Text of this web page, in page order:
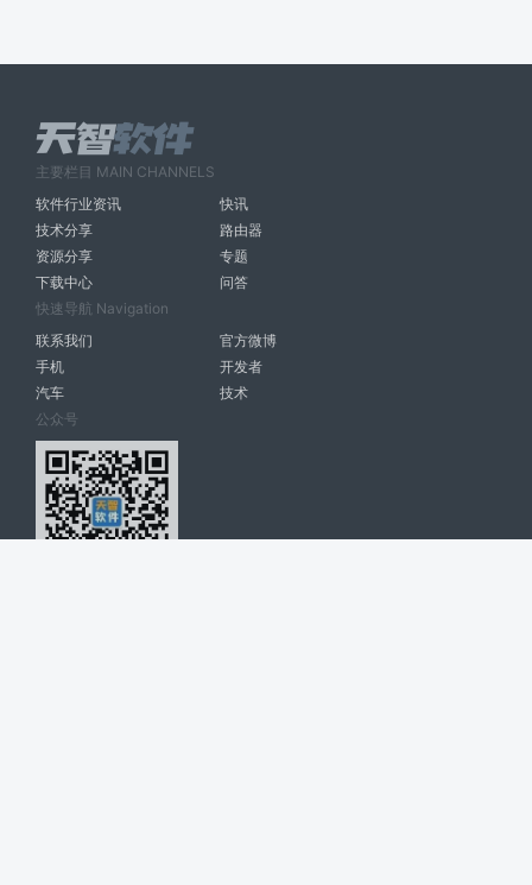
主要栏目 MAIN CHANNELS
软件行业资讯
快讯
技术分享
路由器
资源分享
专题
下载中心
问答
快速导航 Navigation
联系我们
官方微博
手机
开发者
汽车
技术
公众号